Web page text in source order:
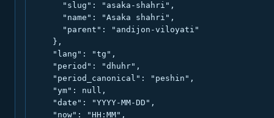
      "slug": "asaka-shahri",
      "name": "Asaka shahri",
      "parent": "andijon-viloyati"
    },
    "lang": "tg",
    "period": "dhuhr",
    "period_canonical": "peshin",
    "ym": null,
    "date": "YYYY-MM-DD",
    "now": "HH:MM",